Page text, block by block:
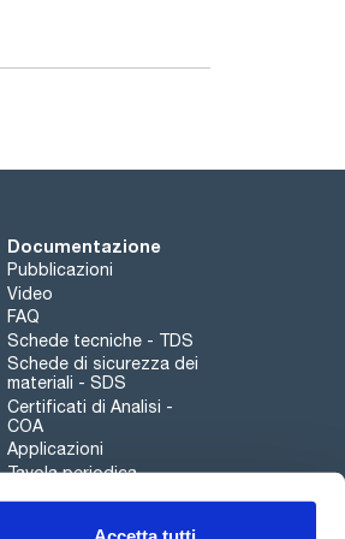
Documentazione
Pubblicazioni
Video
FAQ
Schede tecniche - TDS
Schede di sicurezza dei
materiali - SDS
Certificati di Analisi -
COA
Applicazioni
Tavola periodica